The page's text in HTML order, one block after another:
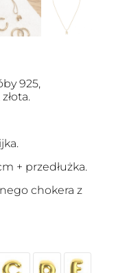
925,
+ przedłużka.
chokera z